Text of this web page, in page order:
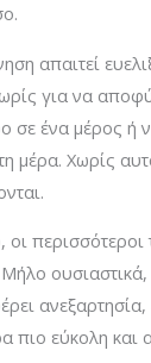
απαιτεί
για να
σε ένα μέρος ή
μέρα. Χωρίς
οι περισσότεροι
ουσιαστικά,
πιο εύκολη και